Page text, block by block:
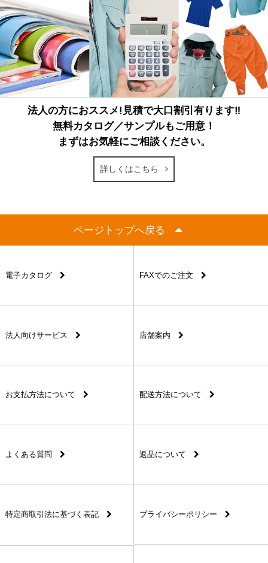
法人の方におススメ!見積で大口割引有ります‼
無料カタログ／サンプルもご用意！
まずはお気軽にご相談ください。
詳しくはこちら
ページトップへ戻る
電子カタログ FAXでのご注文
法人向けサービス 店舗案内
お支払方法について 配送方法について
よくある質問 返品について
特定商取引法に基づく表記 プライバシーポリシー